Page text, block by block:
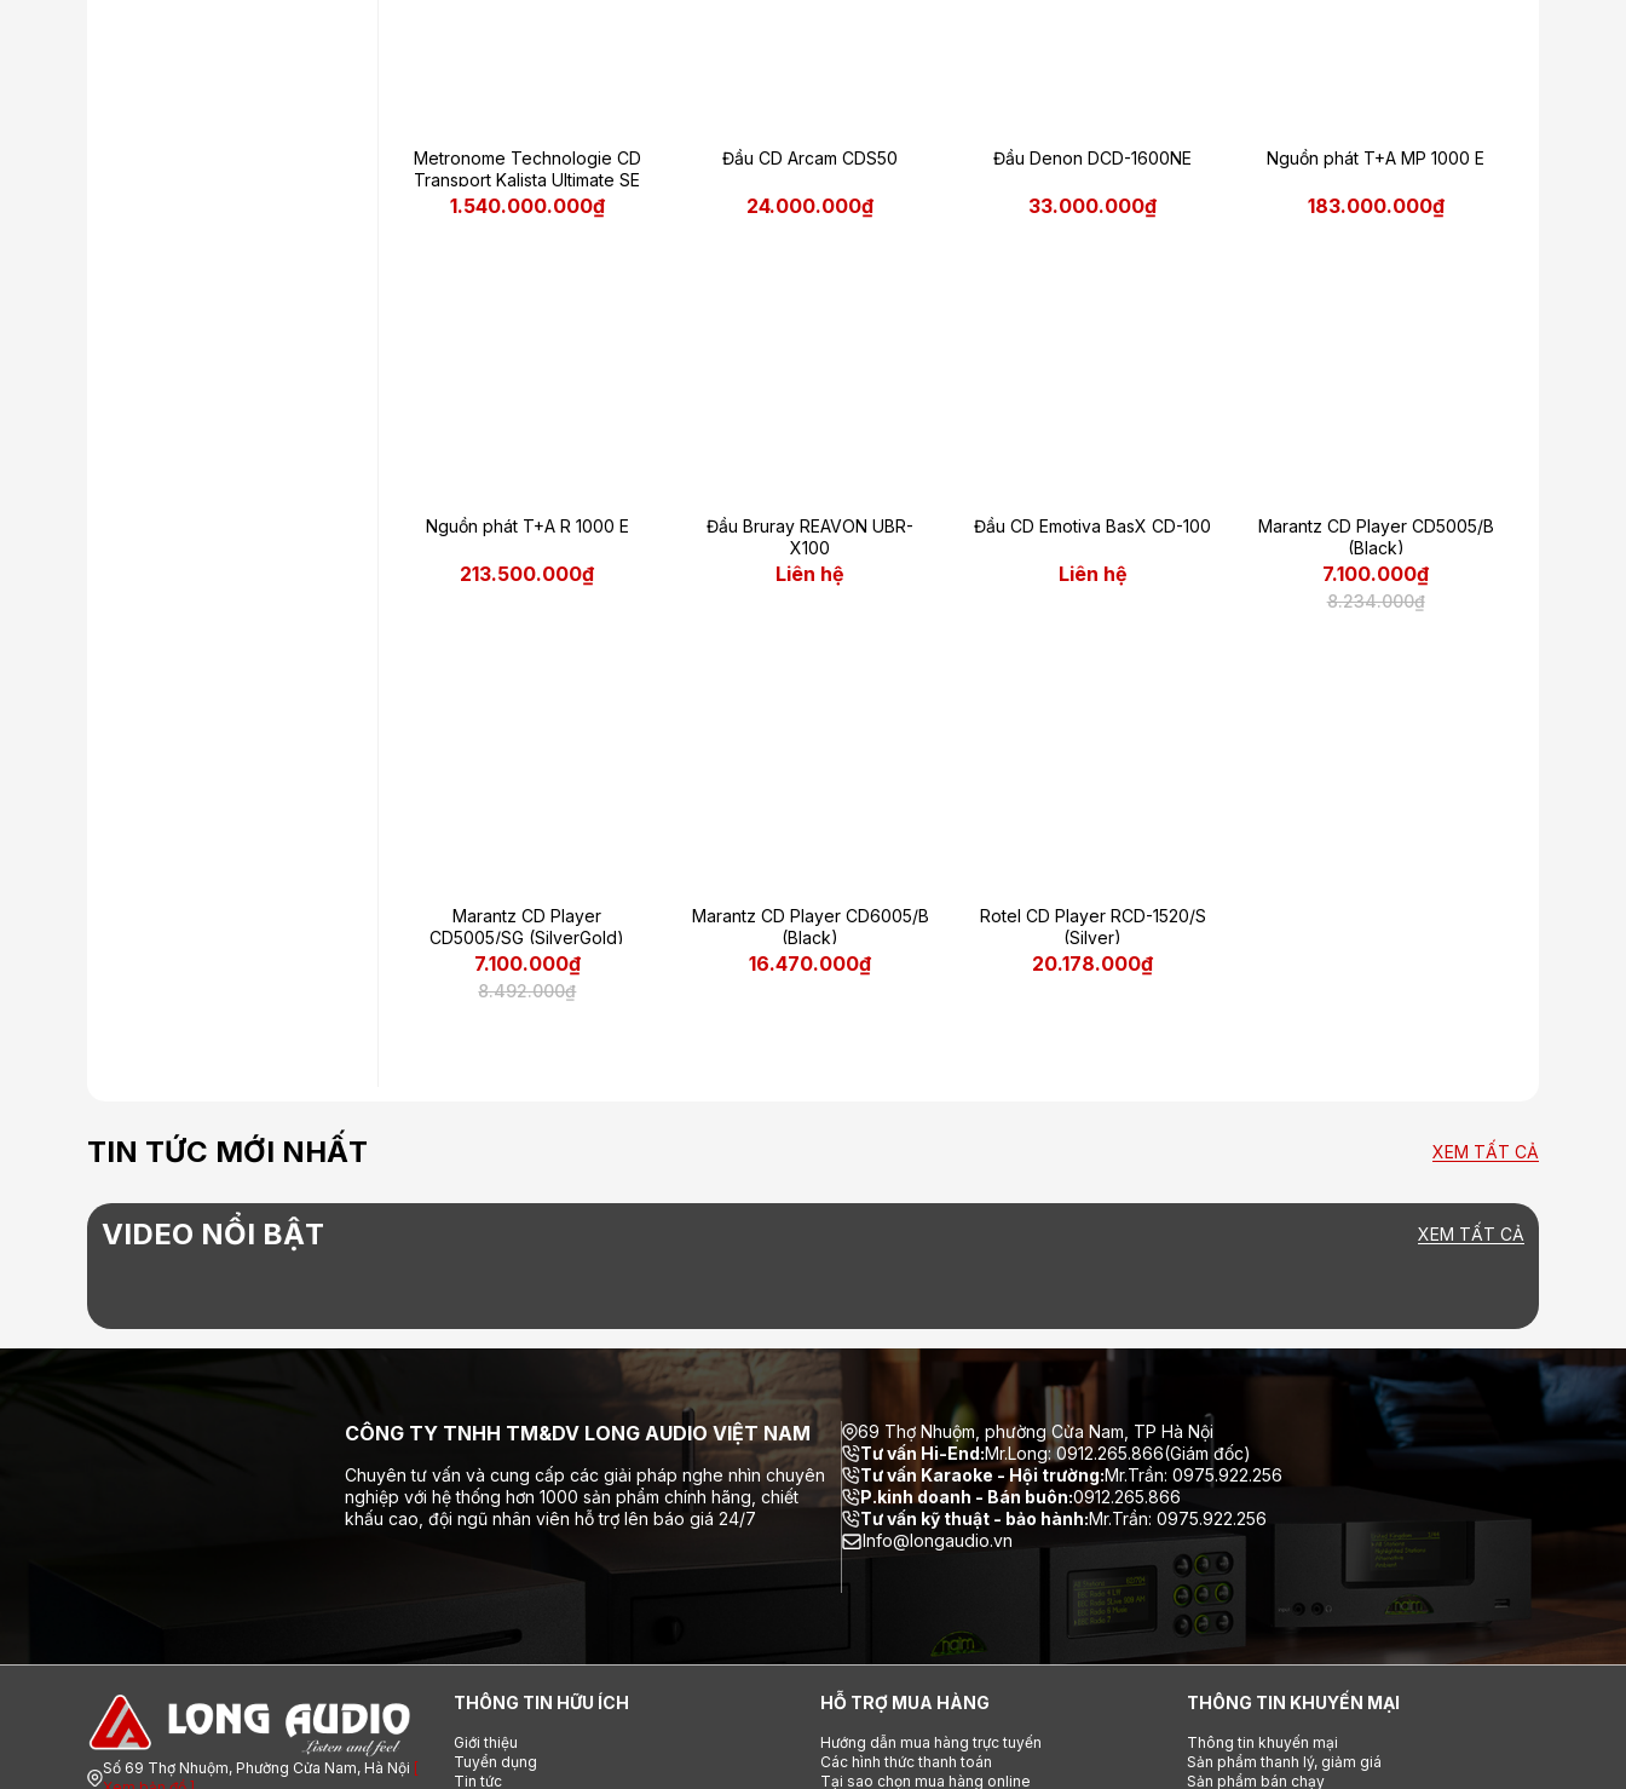
Metronome Technologie CD
Transport Kalista Ultimate SE
1.540.000.000₫
Đầu CD Arcam CDS50
24.000.000₫
Đầu Denon DCD-1600NE
33.000.000₫
Nguồn phát T+A MP 1000 E
183.000.000₫
Nguồn phát T+A R 1000 E
213.500.000₫
Đầu Bruray REAVON UBR-
X100
Liên hệ
Đầu CD Emotiva BasX CD-100
Liên hệ
Marantz CD Player CD5005/B
(Black)
7.100.000₫
8.234.000₫
Marantz CD Player
CD5005/SG (SilverGold)
7.100.000₫
8.492.000₫
Marantz CD Player CD6005/B
(Black)
16.470.000₫
Rotel CD Player RCD-1520/S
(Silver)
20.178.000₫
TIN TỨC MỚI NHẤT XEM TẤT CẢ
VIDEO NỔI BẬT XEM TẤT CẢ
CÔNG TY TNHH TM&DV LONG AUDIO VIỆT NAM
Chuyên tư vấn và cung cấp các giải pháp nghe nhìn chuyên
nghiệp với hệ thống hơn 1000 sản phẩm chính hãng, chiết
khấu cao, đội ngũ nhân viên hỗ trợ lên báo giá 24/7
69 Thợ Nhuộm, phường Cửa Nam, TP Hà Nội
Tư vấn Hi-End:Mr.Long: 0912.265.866(Giám đốc)
Tư vấn Karaoke - Hội trường:Mr.Trần: 0975.922.256
P.kinh doanh - Bán buôn:0912.265.866
Tư vấn kỹ thuật - bảo hành:Mr.Trần: 0975.922.256
Info@longaudio.vn
Số 69 Thợ Nhuộm, Phường Cửa Nam, Hà Nội [
THÔNG TIN HỮU ÍCH
Giới thiệu
Tuyển dụng
Tin tức
HỖ TRỢ MUA HÀNG
Hướng dẫn mua hàng trực tuyến
Các hình thức thanh toán
Tại sao chọn mua hàng online
THÔNG TIN KHUYẾN MẠI
Thông tin khuyến mại
Sản phẩm thanh lý, giảm giá
Sản phẩm bán chạy